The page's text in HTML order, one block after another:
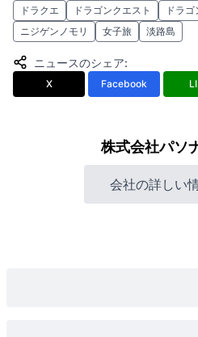
ドラクエ ドラゴンクエスト
ドラ
ニジゲンノモリ
女子旅 淡路島
ニュースのシェア:
X Facebook
株式会社パソ
会社の詳しい